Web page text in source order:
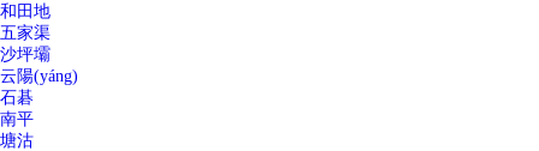
和田地
五家渠
沙坪壩
云陽(yáng)
石碁
南平
塘沽